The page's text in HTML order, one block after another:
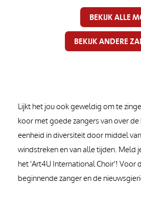
BEKIJK ALLE
BEKIJK ANDERE
Lijkt het jou ook geweldig om te
koor met goede zangers van over de
eenheid in diversiteit door middel
windstreken en van alle tijden. Meld
het 'Art4U International Choir'! Voor
beginnende zanger en de